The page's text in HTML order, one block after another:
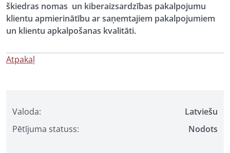
Valoda:
Latviešu
Pētījuma statuss:
Nodots
škiedras nomas un kiberaizsardzības pakalpojumu
klientu apmierinātību ar saņemtajiem pakalpojumiem
un klientu apkalpošanas kvalitāti.
Atpakaļ